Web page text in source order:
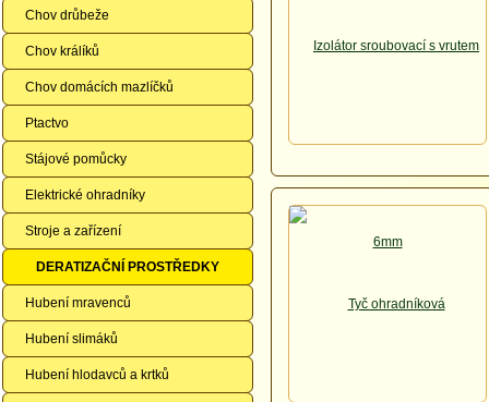
Chov drůbeže
Chov králíků
Chov domácích mazlíčků
Ptactvo
Stájové pomůcky
Elektrické ohradníky
Stroje a zařízení
DERATIZAČNÍ PROSTŘEDKY
Hubení mravenců
Hubení slimáků
Hubení hlodavců a krtků